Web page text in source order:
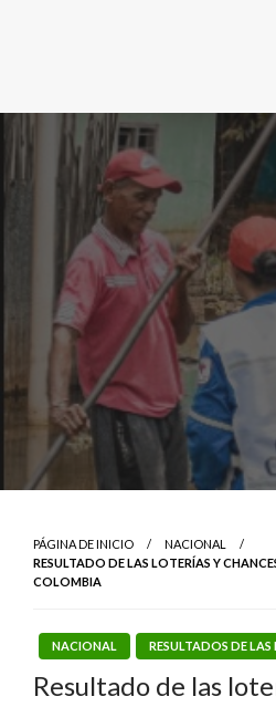
PÁGINA DE INICIO
NACIONAL
RESULTADO DE LAS LOTERÍAS Y
COLOMBIA
NACIONAL RESULTADOS DE LAS
Resultado de las